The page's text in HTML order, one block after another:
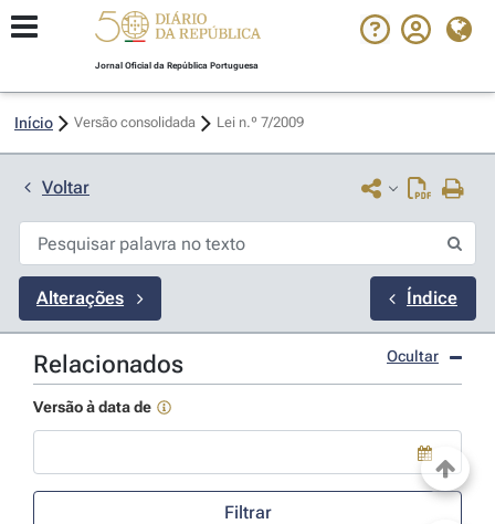
Jornal Oficial da República Portuguesa
Início Versão consolidada Lei n.º 7/2009
Voltar
Alterações Índice
Relacionados Ocultar
Versão à data de
Use a tecla de seta para baixo para abrir o calendário; Use as
Filtrar